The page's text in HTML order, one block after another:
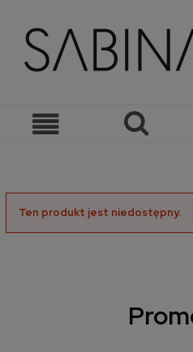
Ten produkt jest niedostępny.